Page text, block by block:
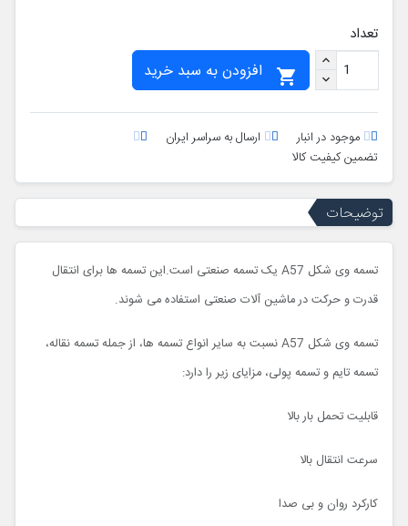
تعداد

موجود در انبار
ارسال به سراسر ایران
تضمین کیفیت کالا
توضیحات
تسمه وی شکل A57 یک تسمه صنعتی است.این تسمه ها برای انتقال
قدرت و حرکت در ماشین آلات صنعتی استفاده می شوند.
تسمه وی شکل A57 نسبت به سایر انواع تسمه ها، از جمله تسمه نقاله،
تسمه تایم و تسمه پولی، مزایای زیر را دارد:
قابلیت تحمل بار بالا
سرعت انتقال بالا
کارکرد روان و بی صدا